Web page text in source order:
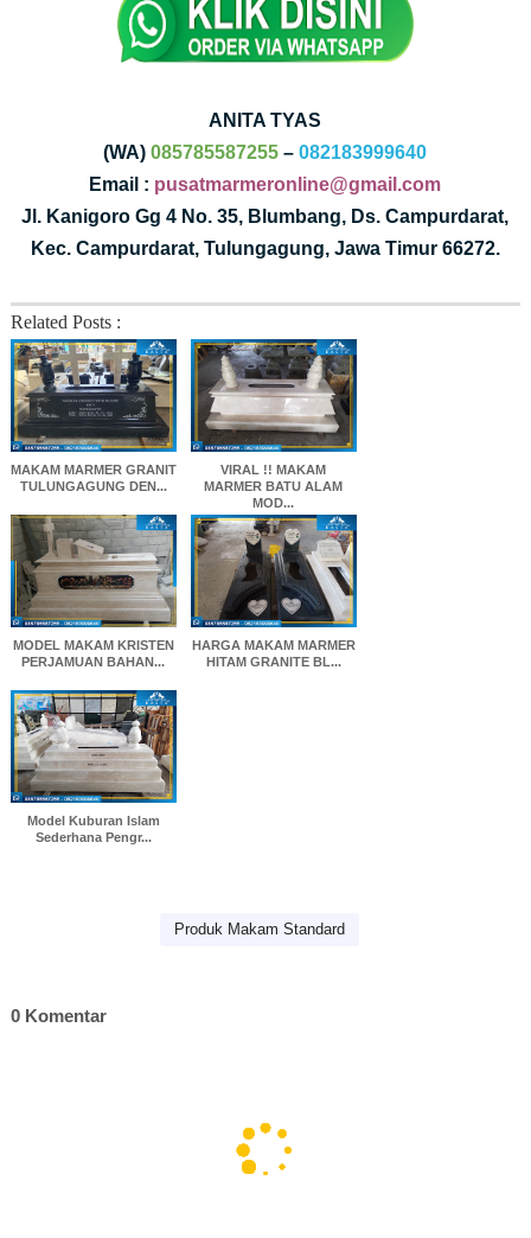
ANITA TYAS
(WA)085785587255 –082183999640
Email : pusatmarmeronline@gmail.com
Jl. Kanigoro Gg 4 No. 35, Blumbang, Ds. Campurdarat,
Kec. Campurdarat, Tulungagung, Jawa Timur 66272.
Related Posts :
MAKAM MARMER GRANIT
TULUNGAGUNG DEN...
VIRAL !! MAKAM
MARMER BATU ALAM
MOD...
MODEL MAKAM KRISTEN
PERJAMUAN BAHAN...
HARGA MAKAM MARMER
HITAM GRANITE BL...
Model Kuburan Islam
Sederhana Pengr...
Produk Makam Standard
0 Komentar